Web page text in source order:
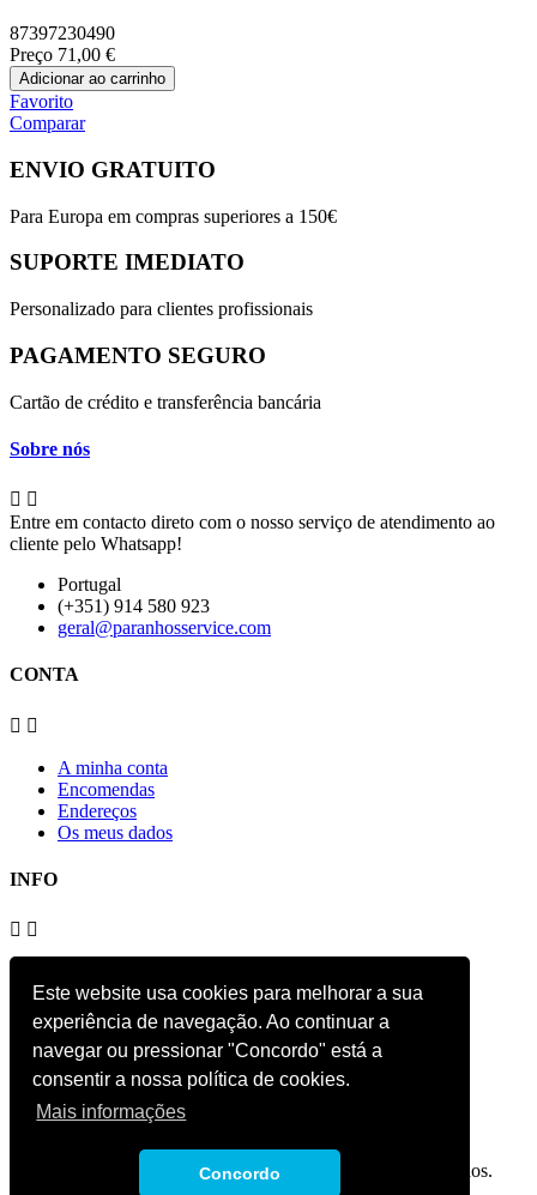
Este website usa cookies para melhorar a sua
experiência de navegação. Ao continuar a
navegar ou pressionar "Concordo" está a
consentir a nossa política de cookies.
Mais informações
Concordo
87397230490
Preço 71,00 €
Adicionar ao carrinho
Favorito
Comparar
ENVIO GRATUITO
Para Europa em compras superiores a 150€
SUPORTE IMEDIATO
Personalizado para clientes profissionais
PAGAMENTO SEGURO
Cartão de crédito e transferência bancária
Sobre nós
 
Entre em contacto direto com o nosso serviço de atendimento ao
cliente pelo Whatsapp!
Portugal
(+351) 914 580 923
geral@paranhosservice.com
CONTA
 
A minha conta
Encomendas
Endereços
Os meus dados
INFO
 
Política de Privacidade
Responsabilidade
Siga-nos
Copyright 2019 Paranhos Service. Todos os direitos reservados.